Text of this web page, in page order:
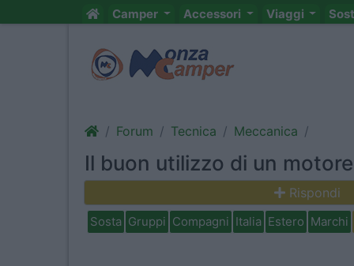
Camper Accessori Viaggi
Forum Tecnica Meccanica
Il buon utilizzo di un motore
Rispondi
Sosta Gruppi Compagni Italia Estero Marchi